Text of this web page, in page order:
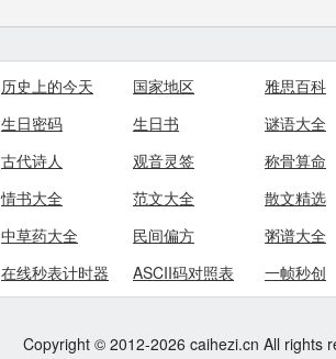
历史上的今天 国家地区
雅思百科
生日密码
生日书
谜语大全
古代诗人
观音灵签
称骨算命
情书大全
范文大全
散文精选
中草药大全
民间偏方
粥谱大全
在线秒表计时器
ASCII码对照表 一帧秒创
Copyright © 2012-2026 caihezi.cn All rights